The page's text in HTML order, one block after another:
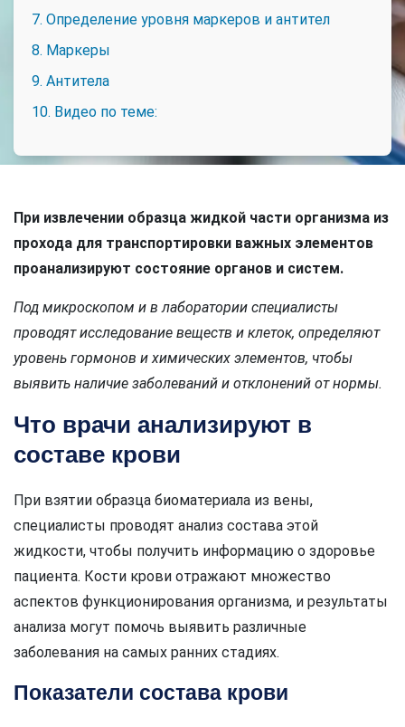
7. Определение уровня маркеров и антител
8. Маркеры
9. Антитела
10. Видео по теме:
При извлечении образца жидкой части организма из
прохода для транспортировки важных элементов
проанализируют состояние органов и систем.
Под микроскопом и в лаборатории специалисты
проводят исследование веществ и клеток, определяют
уровень гормонов и химических элементов, чтобы
выявить наличие заболеваний и отклонений от нормы.
Что врачи анализируют в
составе крови
При взятии образца биоматериала из вены,
специалисты проводят анализ состава этой
жидкости, чтобы получить информацию о здоровье
пациента. Кости крови отражают множество
аспектов функционирования организма, и результаты
анализа могут помочь выявить различные
заболевания на самых ранних стадиях.
Показатели состава крови